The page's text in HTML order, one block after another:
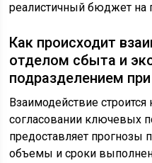
реалистичный бюджет на
Как происходит
отделом сбыта и
подразделением
Взаимодействие
согласовании ключевых
предоставляет
объемы и сроки